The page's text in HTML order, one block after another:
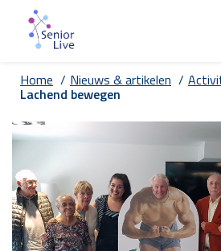
Home / Nieuws & artikelen /
Lachend bewegen